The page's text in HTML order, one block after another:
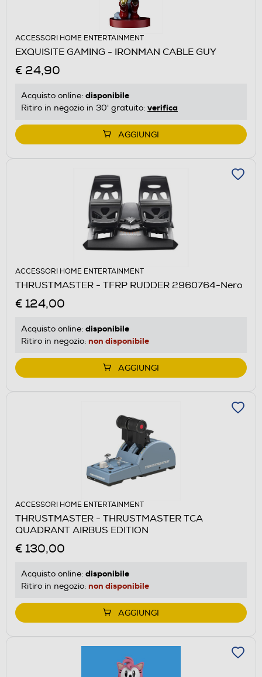
ACCESSORI HOME ENTERTAINMENT
EXQUISITE GAMING - IRONMAN CABLE GUY
€ 24,90
Acquisto online: disponibile
Ritiro in negozio in 30' gratuito: verifica
AGGIUNGI
ACCESSORI HOME ENTERTAINMENT
THRUSTMASTER - TFRP RUDDER 2960764-Nero
€ 124,00
Acquisto online: disponibile
Ritiro in negozio: non disponibile
AGGIUNGI
ACCESSORI HOME ENTERTAINMENT
THRUSTMASTER - THRUSTMASTER TCA
QUADRANT AIRBUS EDITION
€ 130,00
Acquisto online: disponibile
Ritiro in negozio: non disponibile
AGGIUNGI